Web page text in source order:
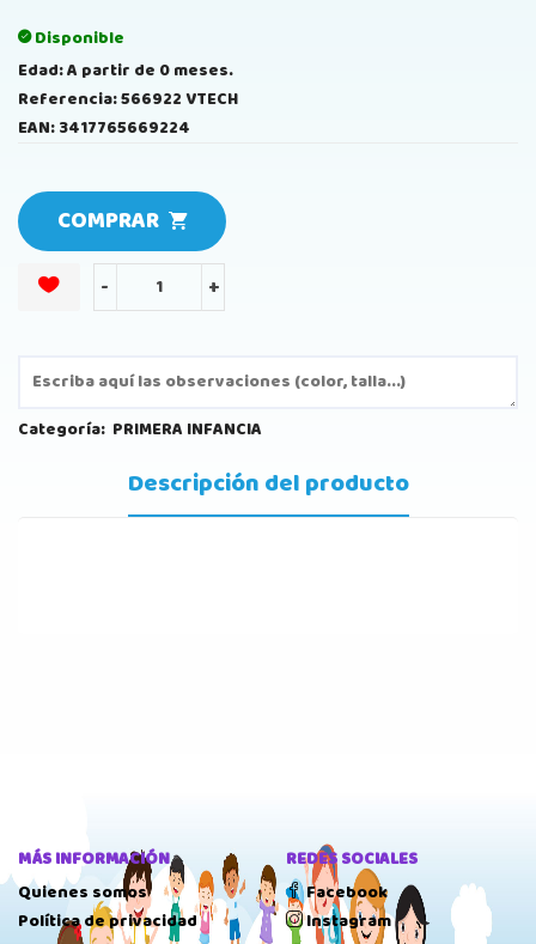
Disponible
Edad: A partir de 0 meses.
Referencia: 566922 VTECH
EAN: 3417765669224
COMPRAR
- +
Categoría: PRIMERA INFANCIA
Descripción del producto
MÁS INFORMACIÓN
Quienes somos
Política de privacidad
REDES SOCIALES
Facebook
Instagram